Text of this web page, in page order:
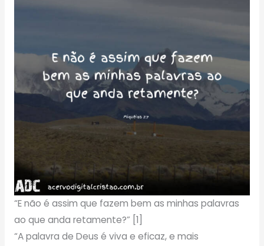
“E não é assim que fazem bem as minhas palavras
ao que anda retamente?” [1]
“A palavra de Deus é viva e eficaz, e mais